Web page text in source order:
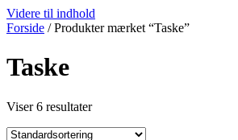
Videre til indhold
Forside / Produkter mærket “Taske”
Taske
Viser 6 resultater